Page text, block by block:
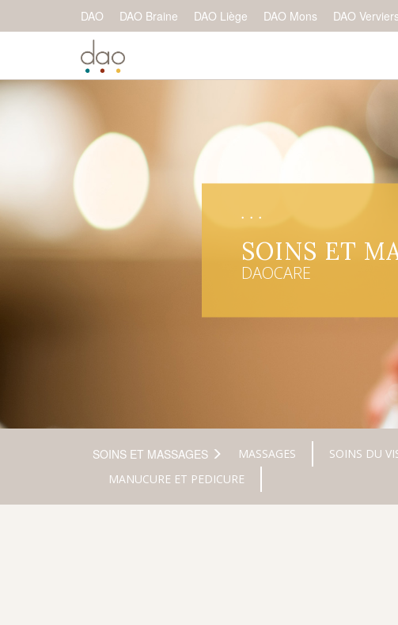
DAO DAO Braine DAO Liège DAO Mons DAO Verviers
•••
SOINS ET
DAOCARE
SOINS ET MASSAGES MASSAGES SOINS DU
MANUCURE ET PEDICURE